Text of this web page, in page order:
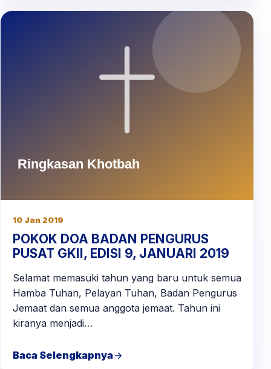
10 Jan 2019
POKOK DOA BADAN PENGURUS
PUSAT GKII, EDISI 9, JANUARI 2019
Selamat memasuki tahun yang baru untuk semua
Hamba Tuhan, Pelayan Tuhan, Badan Pengurus
Jemaat dan semua anggota jemaat. Tahun ini
kiranya menjadi…
Baca Selengkapnya